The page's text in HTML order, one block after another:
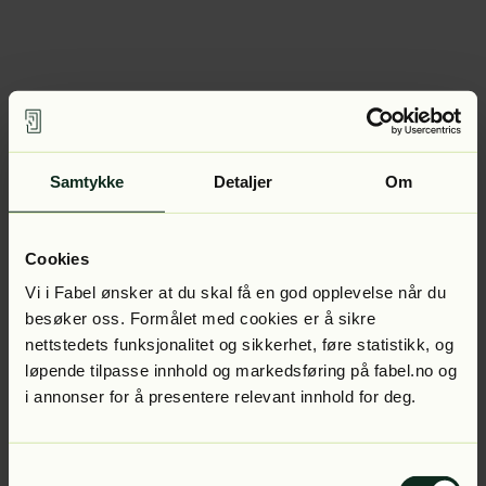
Samtykke Detaljer Om
Cookies
Vi i Fabel ønsker at du skal få en god opplevelse når du
besøker oss. Formålet med cookies er å sikre
nettstedets funksjonalitet og sikkerhet, føre statistikk, og
løpende tilpasse innhold og markedsføring på fabel.no og
i annonser for å presentere relevant innhold for deg.